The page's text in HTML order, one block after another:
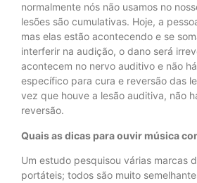
normalmente nós não usamos no
lesões são cumulativas. Hoje, a
mas elas estão acontecendo e se
interferir na audição, o dano será
acontecem no nervo auditivo e não
específico para cura e reversão das
vez que houve a lesão auditiva, não
reversão.
Quais as dicas para ouvir música
Um estudo pesquisou várias marcas
portáteis; todos são muito